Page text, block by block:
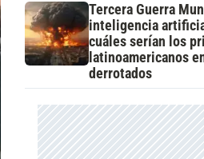
Tercera Guerra
inteligencia
cuáles serían los
latinoamericanos
derrotados